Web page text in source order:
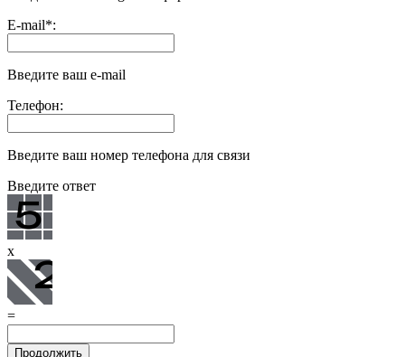
E-mail*:
Введите ваш e-mail
Телефон:
Введите ваш номер телефона для связи
Введите ответ
x
=